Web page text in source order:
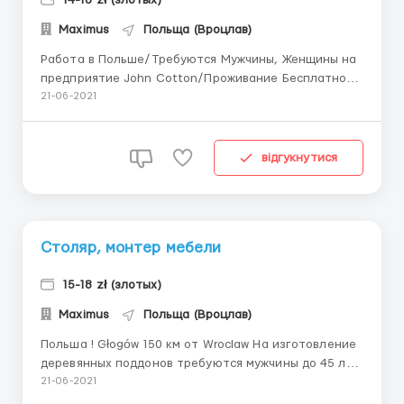
Maximus Польща (Вроцлав)
Работа в Польше/Требуются Мужчины, Женщины на
предприятие John Cotton/Проживание Бесплатно/
Ставка 14,40 zl netto/Работа в Польше
(21,40 зл/час нетто) • ночные смены +20% к с...
21-06-2021
відгукнутися
Столяр, монтер мебели
15-18 zł (злотых)
Maximus Польща (Вроцлав)
Польша ! Głogów 150 км от Wroclaw На изготовление
деревянных поддонов требуются мужчины до 45 лет
. Работа не сложная, возможно без опыта работы,
21-06-2021